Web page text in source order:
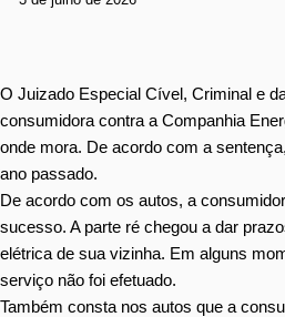
O Juizado Especial Cível, Criminal e
consumidora contra a Companhia
onde mora. De acordo com a
ano passado.
De acordo com os autos, a
sucesso. A parte ré chegou a dar
elétrica de sua vizinha. Em alguns
serviço não foi efetuado.
Também consta nos autos que a